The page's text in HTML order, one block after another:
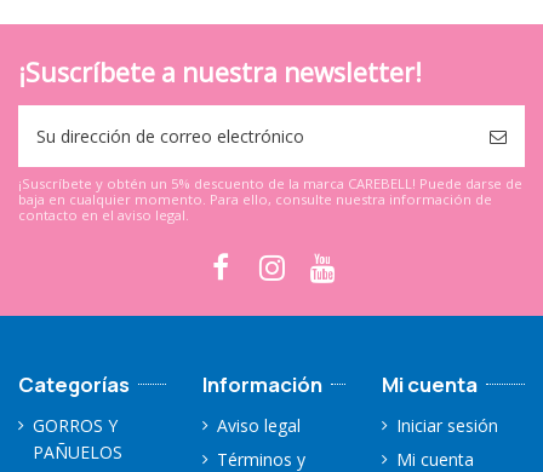
¡Suscríbete a nuestra newsletter!
¡Suscríbete y obtén un 5% descuento de la marca CAREBELL! Puede darse de
baja en cualquier momento. Para ello, consulte nuestra información de
contacto en el aviso legal.
Categorías
GORROS Y
PAÑUELOS
Información
Aviso legal
Términos y
Mi cuenta
Iniciar sesión
Mi cuenta